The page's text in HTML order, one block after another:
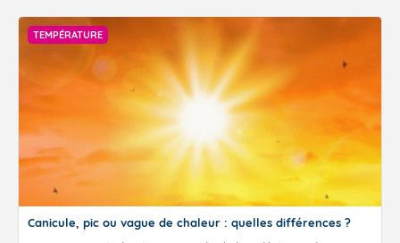
TEMPÉRATURE
Canicule, pic ou vague de chaleur : quelles différences ?